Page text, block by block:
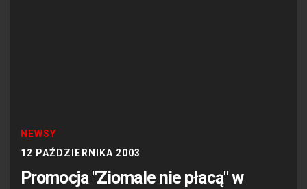
NEWSY
12 PAŹDZIERNIKA 2003
Promocja "Ziomale nie płacą" w